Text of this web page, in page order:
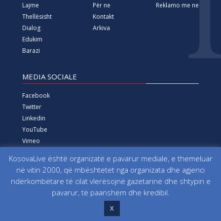
Lajme
Thellësisht
Dialog
Edukim
Barazi
Për ne
Kontakt
Arkiva
Reklamo me ne
MEDIA SOCIALE
Facebook
Twitter
Linkedin
YouTube
Vimeo
Të gjitha të drejtat e rezervuara që nga viti 2000 Fondacioni
për Informim, Media, Dialog dhe Edukim KosovaLive
(KosovaLive/KIMDE), më parë Agjencia e Lajmeve Kosova Live
KosovaLive është organizatë e pavarur mediale, e themeluar
në vitin 2000, që mbështetet nga organizata dhe agjenci
ndërkombëtare të cilat vlerësojnë gazetarinë dhe shtypin e
pavarur, të paanshëm dhe kredibil.
X